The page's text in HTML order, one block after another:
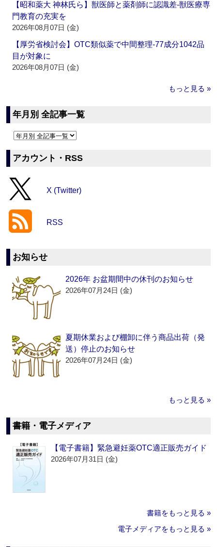
【昭和薬大 神林氏ら】獣医師と薬剤師に認識差‐獣医療専
門教育の充実を
2026年08月07日 (金)
【厚労省検討会】OTC類似薬で中間整理‐77成分1042品
目が対象に
2026年08月07日 (金)
もっと見る »
年月別 全記事一覧
アカウント・RSS
X (Twitter)
RSS
お知らせ
2026年 お盆期間中の休刊のお知らせ
2026年07月24日 (金)
夏期休業および棚卸に伴う商品出荷（発
送）停止のお知らせ
2026年07月24日 (金)
もっと見る »
書籍・電子メディア
【電子書籍】緊急避妊薬OTC適正販売ガイド
2026年07月31日 (金)
書籍をもっと見る »
電子メディアをもっと見る »